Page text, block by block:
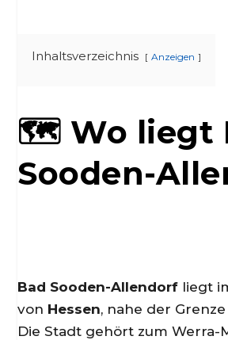
Inhaltsverzeichnis Anzeigen
🗺️ Wo liegt
Sooden-
Bad Sooden-Allendorf liegt
von Hessen, nahe der Grenze
Die Stadt gehört zum Werra-